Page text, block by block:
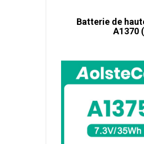
Batterie de
A1370